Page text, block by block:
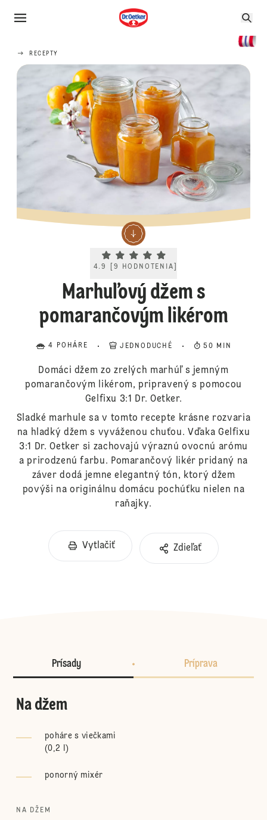
RECEPTY
Current rating 4.9. Click to rate.
4.9 9 HODNOTENIA
Marhuľový džem s
pomarančovým likérom
4 POHÁRE JEDNODUCHÉ 50 MIN
Domáci džem zo zrelých marhúľ s jemným
pomarančovým likérom, pripravený s pomocou
Gelfixu 3:1 Dr. Oetker.
Sladké marhule sa v tomto recepte krásne rozvaria
na hladký džem s vyváženou chuťou. Vďaka Gelfixu
3:1 Dr. Oetker si zachovajú výraznú ovocnú arómu
a prirodzenú farbu. Pomarančový likér pridaný na
záver dodá jemne elegantný tón, ktorý džem
povýši na originálnu domácu pochúťku nielen na
raňajky.
Vytlačiť Zdieľať
Prísady Príprava
Na džem
poháre s viečkami
(0,2 l )
ponorný mixér
NA DŽEM